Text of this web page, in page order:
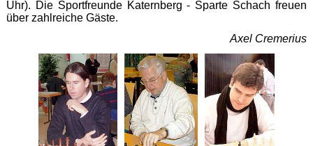
Uhr). Die Sportfreunde Katernberg - Sparte Schach freuen
über zahlreiche Gäste.
Axel Cremerius